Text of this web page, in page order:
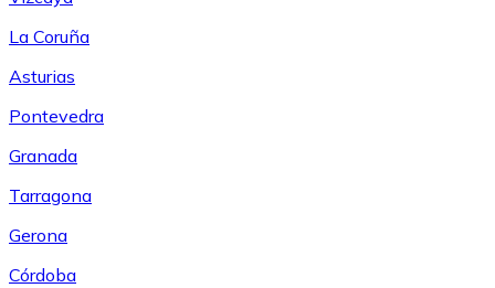
La Coruña
Asturias
Pontevedra
Granada
Tarragona
Gerona
Córdoba